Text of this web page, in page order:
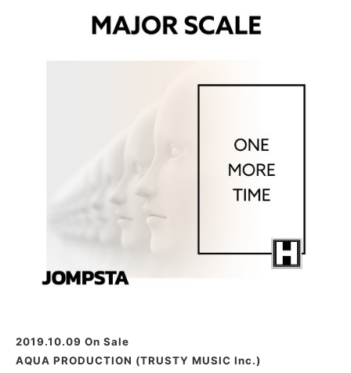
2019.10.09 On Sale
AQUA PRODUCTION (TRUSTY MUSIC Inc.)